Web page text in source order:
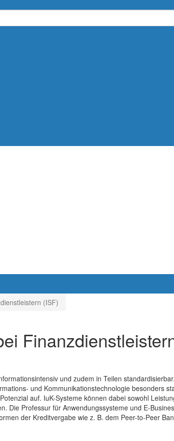
(ISF)
und zudem in Teilen
und Kommunikationstechnologie besonders
auf. IuK-Systeme können dabei sowohl
Die Professur für Anwendungssysteme und E-
der Kreditvergabe wie z. B. dem Peer-to-Peer